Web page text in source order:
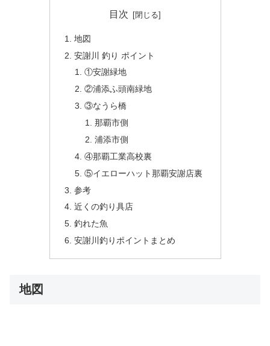
目次
地図
安謝川 釣り ポイント
①安謝緑地
②浦添ふ頭南緑地
③なうら橋
那覇市側
浦添市側
④那覇工業高校裏
⑤イエローハット那覇安謝店裏
参考
近くの釣り具店
釣れた魚
安謝川釣りポイントまとめ
地図